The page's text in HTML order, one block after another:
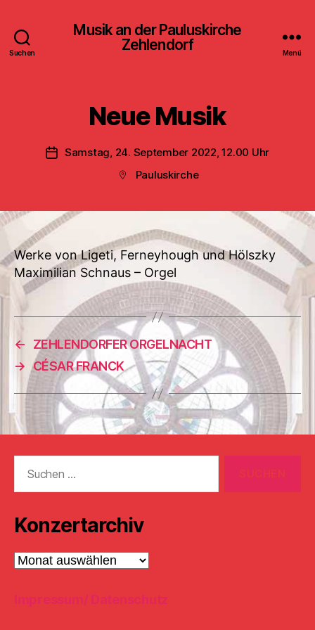
Suchen
Musik an der Pauluskirche
Zehlendorf
Menü
Neue Musik
Veröffentlichungsdatum
Samstag, 24. September 2022, 12.00 Uhr
Beitragsort
Pauluskirche
Werke von Ligeti, Ferneyhough und Hölszky
Maximilian Schnaus – Orgel
←
ZEHLENDORFER ORGELNACHT
→ CÉSAR FRANCK
nach:
Konzertarchiv
Konzertarchiv
Impressum/ Datenschutz